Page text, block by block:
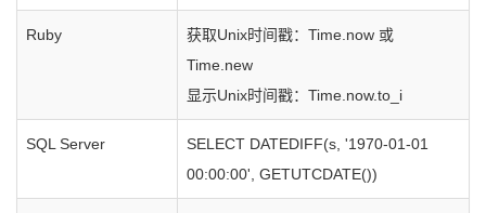
Ruby
获取Unix时间戳：Time.now 或
Time.new
显示Unix时间戳：Time.now.to_i
SQL Server
SELECT DATEDIFF(s, '1970-01-01
00:00:00', GETUTCDATE())